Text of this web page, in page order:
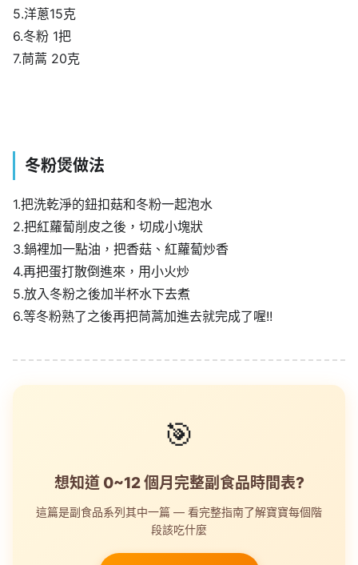
5.洋蔥15克
6.冬粉 1把
7.茼蒿 20克
冬粉煲做法
1.把洗乾淨的鈕扣菇和冬粉一起泡水
2.把紅蘿蔔削皮之後，切成小塊狀
3.鍋裡加一點油，把香菇、紅蘿蔔炒香
4.再把蛋打散倒進來，用小火炒
5.放入冬粉之後加半杯水下去煮
6.等冬粉熟了之後再把茼蒿加進去就完成了喔!!
🎯
想知道 0~12 個月完整副食品時間表?
這篇是副食品系列其中一篇 — 看完整指南了解寶寶每個階
段該吃什麼